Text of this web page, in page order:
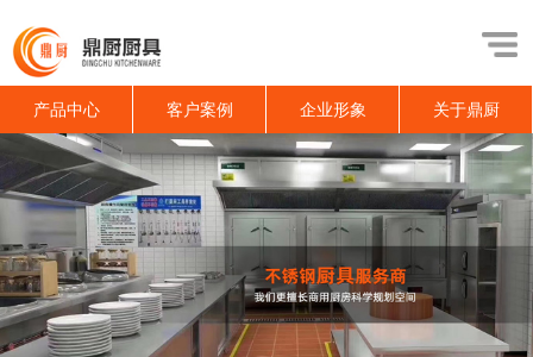
产品中心 客户案例 企业形象 关于鼎厨